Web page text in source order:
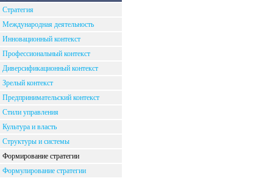
Стратегия
Международная деятельность
Инновационный контекст
Профессиональный контекст
Диверсификационный контекст
Зрелый контекст
Предпринимательский контекст
Стили управления
Культура и власть
Структуры и системы
Формирование стратегии
Формулирование стратегии